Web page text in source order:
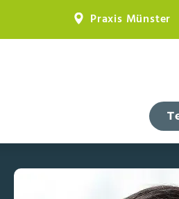
Praxis Münster